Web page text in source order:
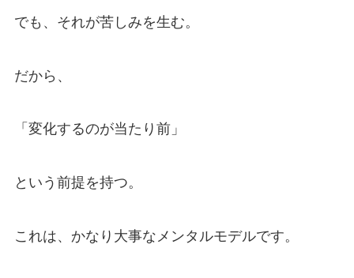
でも、それが苦しみを生む。
だから、
「変化するのが当たり前」
という前提を持つ。
これは、かなり大事なメンタルモデルです。